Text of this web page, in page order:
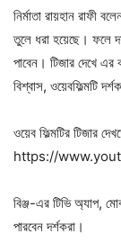
নির্মাতা রায়হান রাফী
তুলে ধরা হয়েছে। ফলে
পাবেন। টিজার দেখে
বিশ্বাস, ওয়েবফিল্মটি
ওয়েব ফিল্মটির টিজার
https://
বিঞ্জ-এর টিভি অ্যাপ,
পারবেন দর্শকরা।